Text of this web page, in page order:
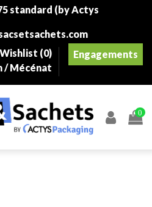
standard (by Actys
Wishlist (0)
/ Mécénat
Engagements
0